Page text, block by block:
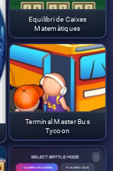
Equilibri de Caixes
Matemàtiques
Terminal Master Bus
Tycoon